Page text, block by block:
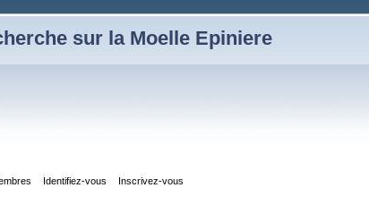
sur la Moelle Epiniere
Identifiez-vous Inscrivez-vous